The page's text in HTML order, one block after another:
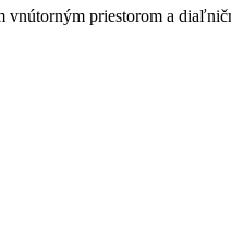
priestorom a